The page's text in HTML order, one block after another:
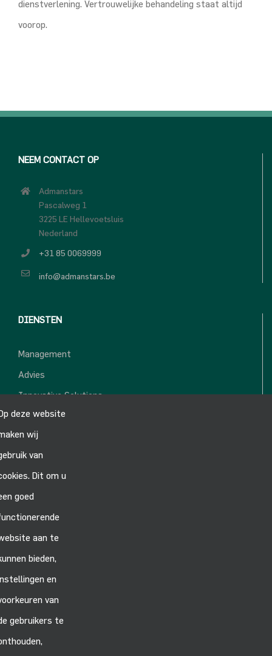
dienstverlening. Vertrouwelijke behandeling staat altijd
voorop.
NEEM CONTACT OP
Admanstars
Pascalweg 1
3225 LE Hellevoetsluis
Nederland
+31 85 0069999
info@admanstars.be
DIENSTEN
Management
Advies
Innovative Solutions
Projects
Kennisbank
Privacyverklaring
Algemene leveringsvoorwaarden
Algemene inkoopvoorwaarden
deze website
wij
van
Dit om u
goed
aan te
bieden,
en
van
gebruikers te